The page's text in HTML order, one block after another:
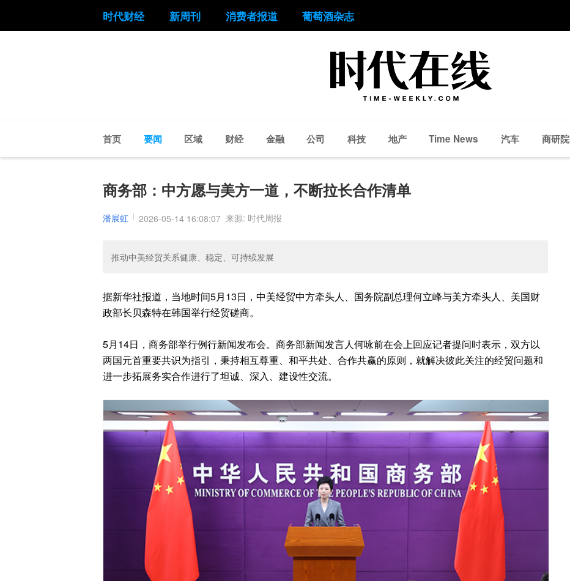
时代财经 新周刊 消费者报道 葡萄酒杂志
首页 要闻 区域 财经 金融 公司 科技 地产 Time News 汽车 商研院
商务部：中方愿与美方一道，不断拉长合作清单
潘展虹 2026-05-14 16:08:07 来源: 时代周报
推动中美经贸关系健康、稳定、可持续发展
据新华社报道，当地时间5月13日，中美经贸中方牵头人、国务院副总理何立峰与美方牵头人、美国财
政部长贝森特在韩国举行经贸磋商。
5月14日，商务部举行例行新闻发布会。商务部新闻发言人何咏前在会上回应记者提问时表示，双方以
两国元首重要共识为指引，秉持相互尊重、和平共处、合作共赢的原则，就解决彼此关注的经贸问题和
进一步拓展务实合作进行了坦诚、深入、建设性交流。